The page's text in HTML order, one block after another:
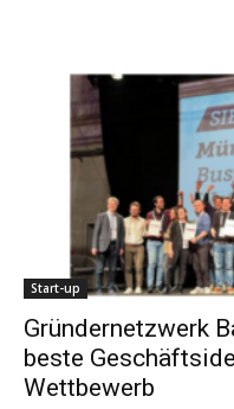
Start-up
Gründernetzwerk
beste
Wettbewerb